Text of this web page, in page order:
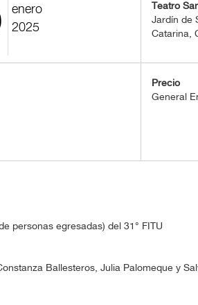
enero
2025
Teatro
Jardín de
Catarina,
Precio
General
personas egresadas) del 31° FITU
Ballesteros, Julia Palomeque y